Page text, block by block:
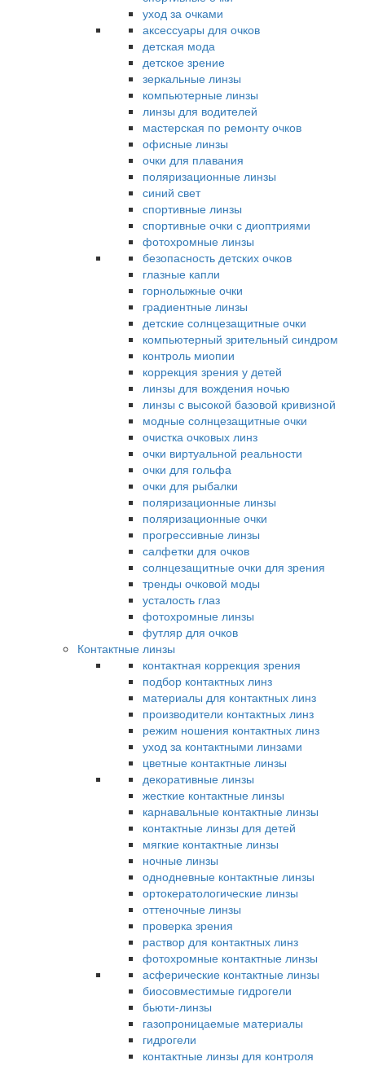
уход за очками
аксессуары для очков
детская мода
детское зрение
зеркальные линзы
компьютерные линзы
линзы для водителей
мастерская по ремонту очков
офисные линзы
очки для плавания
поляризационные линзы
синий свет
спортивные линзы
спортивные очки с диоптриями
фотохромные линзы
безопасность детских очков
глазные капли
горнолыжные очки
градиентные линзы
детские солнцезащитные очки
компьютерный зрительный синдром
контроль миопии
коррекция зрения у детей
линзы для вождения ночью
линзы с высокой базовой кривизной
модные солнцезащитные очки
очистка очковых линз
очки виртуальной реальности
очки для гольфа
очки для рыбалки
поляризационные линзы
поляризационные очки
прогрессивные линзы
салфетки для очков
солнцезащитные очки для зрения
тренды очковой моды
усталость глаз
фотохромные линзы
футляр для очков
Контактные линзы
контактная коррекция зрения
подбор контактных линз
материалы для контактных линз
производители контактных линз
режим ношения контактных линз
уход за контактными линзами
цветные контактные линзы
декоративные линзы
жесткие контактные линзы
карнавальные контактные линзы
контактные линзы для детей
мягкие контактные линзы
ночные линзы
однодневные контактные линзы
ортокератологические линзы
оттеночные линзы
проверка зрения
раствор для контактных линз
фотохромные контактные линзы
асферические контактные линзы
биосовместимые гидрогели
бьюти-линзы
газопроницаемые материалы
гидрогели
контактные линзы для контроля